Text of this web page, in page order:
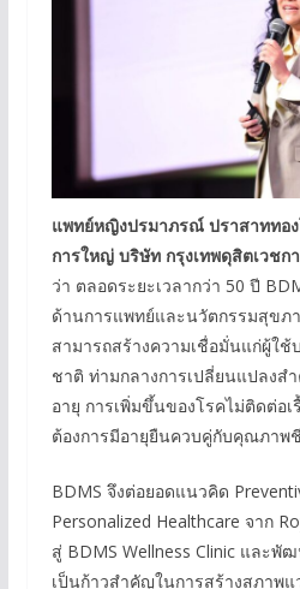
แพทย์หญิงปรมาภรณ์ ปราสาททอ
การใหญ่ บริษัท กรุงเทพดุสิตเวชก
ว่า ตลอดระยะเวลากว่า 50 ปี
ด้านการแพทย์และนวัตกรรมสุขภ
สามารถสร้างความเชื่อมั่นแก่ผู้ใช้
ชาติ ท่ามกลางการเปลี่ยนแปลงส
อายุ การเพิ่มขึ้นของโรคไม่ติดต่อเ
ต้องการมีอายุยืนควบคู่กับคุณภาพ
BDMS จึงต่อยอดแนวคิด
Personalized Healthcare จาก
สู่ BDMS Wellness Clinic และพัฒ
เป็นก้าวสำคัญในการสร้างสภาพ